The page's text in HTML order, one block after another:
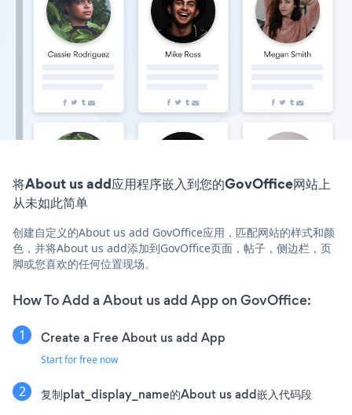
将About us add应用程序嵌入到您的GovOffice网站上
从未如此简单
创建自定义的About us add GovOffice应用，匹配网站的样式和颜
色，并将About us add添加到GovOffice页面，帖子，侧边栏，页
脚或您喜欢的任何位置现场。
How To Add a About us add App on GovOffice:
Create a Free About us add App
Start for free now
复制plat_display_name的About us add嵌入代码段